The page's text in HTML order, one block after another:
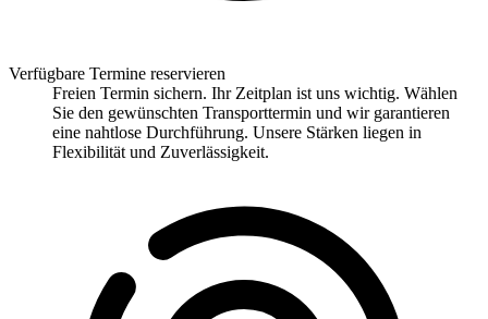
Verfügbare Termine reservieren
Freien Termin sichern. Ihr Zeitplan ist uns wichtig. Wählen
Sie den gewünschten Transporttermin und wir garantieren
eine nahtlose Durchführung. Unsere Stärken liegen in
Flexibilität und Zuverlässigkeit.